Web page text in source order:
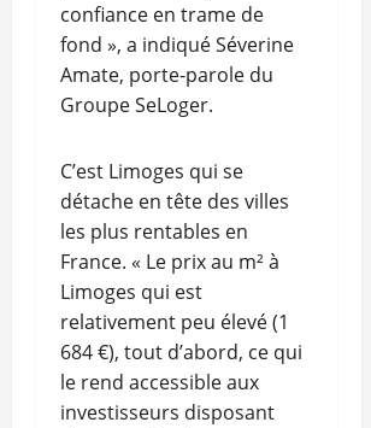
confiance en trame de
fond », a indiqué Séverine
Amate, porte-parole du
Groupe SeLoger.
C’est Limoges qui se
détache en tête des villes
les plus rentables en
France. « Le prix au m² à
Limoges qui est
relativement peu élevé (1
684 €), tout d’abord, ce qui
le rend accessible aux
investisseurs disposant